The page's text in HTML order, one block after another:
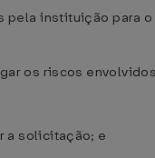
instituição para
os riscos
a solicitação; e